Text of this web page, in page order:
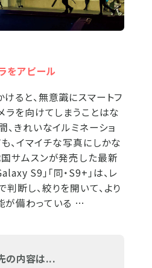
をアピール
ると、無意識にスマートフ
ラを向けてしまうことはな
、きれいなイルミネーショ
、イマイチな写真にしかな
サムスンが発売した最新
S9」「同・S9+」は、レ
断し、絞りを開いて、より
が備わっている …
の内容は...